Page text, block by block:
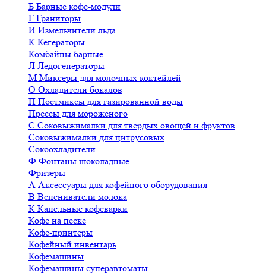
Б Барные кофе-модули
Г Граниторы
И Измельчители льда
К Кегераторы
Комбайны барные
Л Ледогенераторы
М Миксеры для молочных коктейлей
О Охладители бокалов
П Постмиксы для газированной воды
Прессы для мороженого
С Соковыжималки для твердых овощей и фруктов
Соковыжималки для цитрусовых
Сокоохладители
Ф Фонтаны шоколадные
Фризеры
А Аксессуары для кофейного оборудования
В Вспениватели молока
К Капельные кофеварки
Кофе на песке
Кофе-принтеры
Кофейный инвентарь
Кофемашины
Кофемашины суперавтоматы